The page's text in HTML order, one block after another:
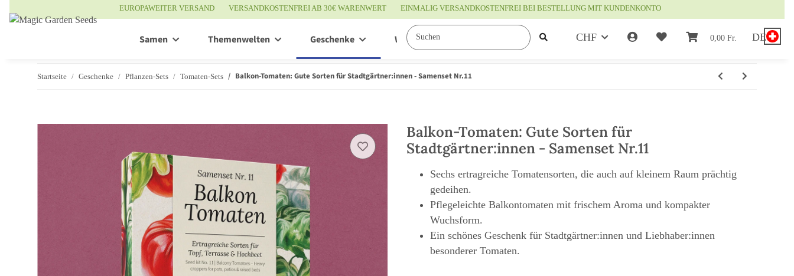
EUROPAWEITER VERSAND VERSANDKOSTENFREI AB 30€ WARENWERT EINMALIG VERSANDKOSTENFREI BEI BESTELLUNG MIT KUNDENKONTO
CHF 0,00 Fr. DE
Samen Themenwelten Geschenke Wissenswertes
Startseite Geschenke Pflanzen-Sets Tomaten-Sets Balkon-Tomaten: Gute Sorten für Stadtgärtner:innen - Samenset Nr.11
Balkon-Tomaten: Gute Sorten für
Stadtgärtner:innen - Samenset Nr.11
Sechs ertragreiche Tomatensorten, die auch auf kleinem Raum prächtig
gedeihen.
Pflegeleichte Balkontomaten mit frischem Aroma und kompakter
Wuchsform.
Ein schönes Geschenk für Stadtgärtner:innen und Liebhaber:innen
besonderer Tomaten.